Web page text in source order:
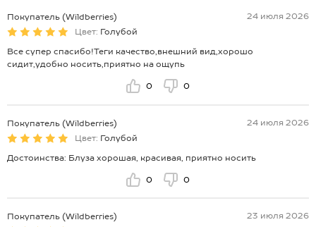
Покупатель (Wildberries)
24 июля 2026
Цвет: Голубой
Все супер спасибо!Теги качество,внешний вид,хорошо
сидит,удобно носить,приятно на ощупь
0 0
Покупатель (Wildberries)
24 июля 2026
Цвет: Голубой
Достоинства: Блуза хорошая, красивая, приятно носить
0 0
Покупатель (Wildberries)
23 июля 2026